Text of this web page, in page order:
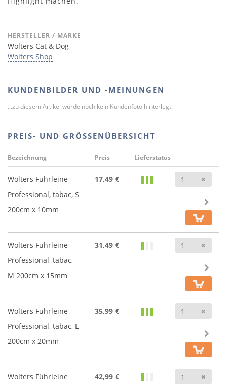
HERSTELLER / MARKE
Wolters Cat & Dog
Wolters Shop
KUNDENBILDER UND -MEINUNGEN
...zu diesem Artikel wurde noch kein Kundenfoto hinterlegt.
PREIS- UND GRÖSSENÜBERSICHT
Bezeichnung Preis Lieferstatus
Wolters Führleine
Professional, tabac, S
200cm x 10mm
17,49 €
Wolters Führleine
Professional, tabac,
M 200cm x 15mm
31,49 €
Wolters Führleine
Professional, tabac, L
200cm x 20mm
35,99 €
Wolters Führleine
42,99 €